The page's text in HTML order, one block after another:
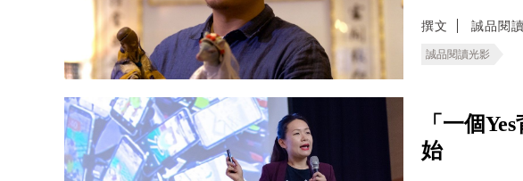
撰文 誠品閱
誠品閱讀光影
「一個
始